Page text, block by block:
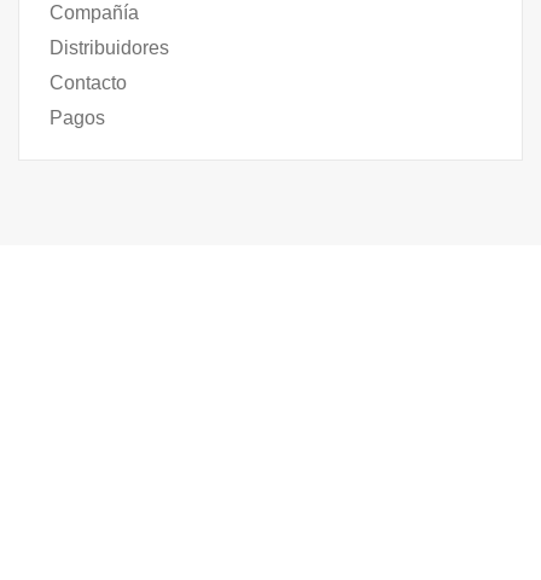
Compañía
Distribuidores
Contacto
Pagos